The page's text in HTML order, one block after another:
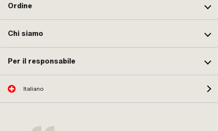
Ordine
Chi siamo
Per il responsabile
Italiano